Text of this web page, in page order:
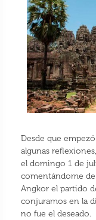
Desde que
algunas
el domingo 1 de
comentándome
Angkor el partido
conjuramos en la
no fue el deseado.